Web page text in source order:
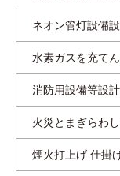
ネオン管灯設備
水素ガスを充て
消防用設備等設
火災とまぎらわ
煙火打上げ 仕掛